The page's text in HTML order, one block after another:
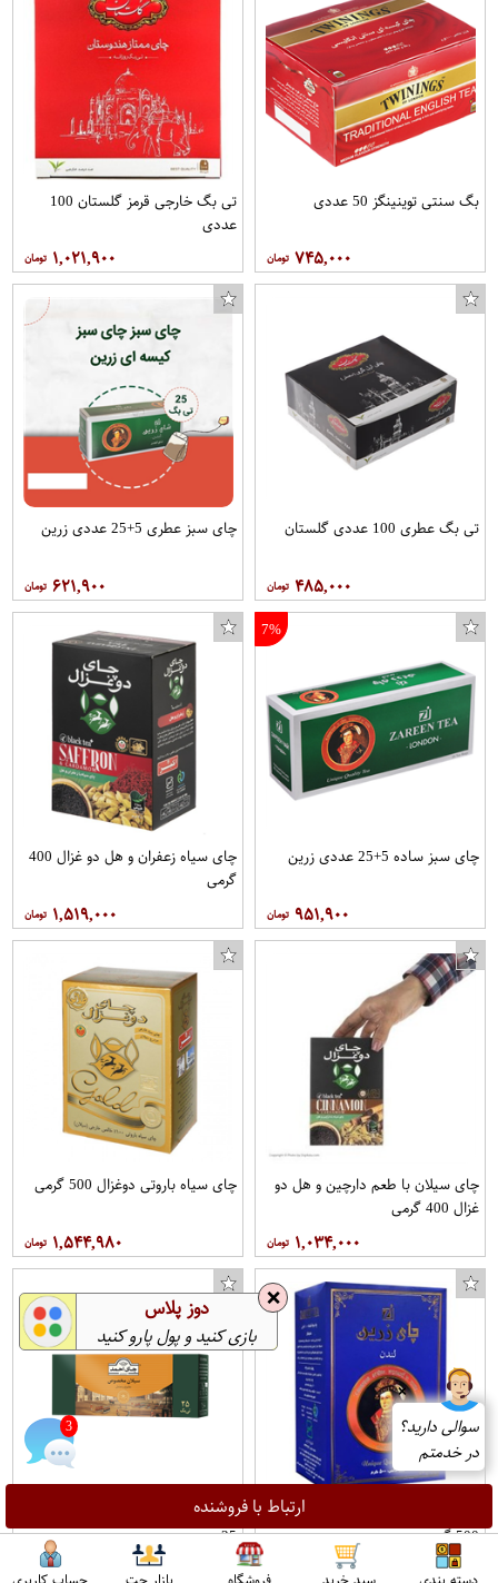
ارتباط با فروشنده
بگ سنتی توینینگز 50 عددی
۷۴۵,۰۰۰
تی بگ خارجی قرمز گلستان 100
عددی
۱,۰۲۱,۹۰۰
تی بگ عطری 100 عددی گلستان
۴۸۵,۰۰۰
چای سبز عطری 5+25 عددی زرین
۶۲۱,۹۰۰
7%
چای سبز ساده 5+25 عددی زرین
۹۵۱,۹۰۰
چای سیاه زعفران و هل دو غزال 400
گرمی
۱,۵۱۹,۰۰۰
چای سیلان با طعم دارچین و هل دو
غزال 400 گرمی
۱,۰۳۴,۰۰۰
چای سیاه باروتی دوغزال 500 گرمی
۱,۵۴۴,۹۸۰
چای هندی شکسته سرمه ای زرین
500 گرمی
۱,۲۵۷,۵۰۰
چای تی بگ سیلان مخصوص احمد
25 عددی
۳۵۵,۱۰۰
❌
سوالی دارید؟
در خدمتم
4
❌ دوز پلاس
بازی کنید و پول پارو کنید